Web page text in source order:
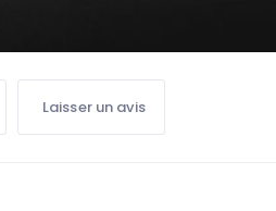
Laisser un avis